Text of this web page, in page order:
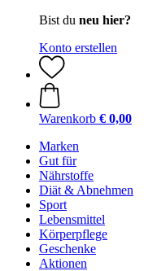
Bist du neu hier?
Konto erstellen
Warenkorb € 0,00
Marken
Gut für
Nährstoffe
Diät & Abnehmen
Sport
Lebensmittel
Körperpflege
Geschenke
Aktionen